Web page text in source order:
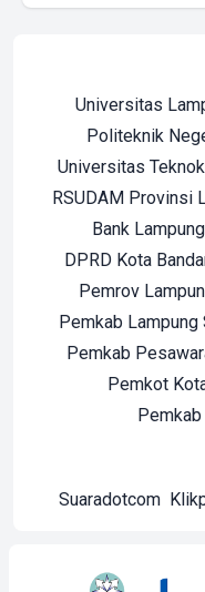
Universitas
Politeknik
Universitas
RSUDAM Provinsi
Bank Lampung
DPRD Kota
Pemrov
Pemkab Lampung
Pemkab
Pemkot
Suaradotcom